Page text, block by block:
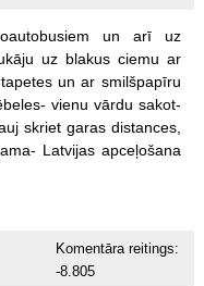
un arī
uz
uz blakus ciemu ar
tapetes un ar smilšpapīru
vienu vārdu sakot-
skriet garas distances,
Latvijas apceļošana
Komentāra reitings:
-8.805